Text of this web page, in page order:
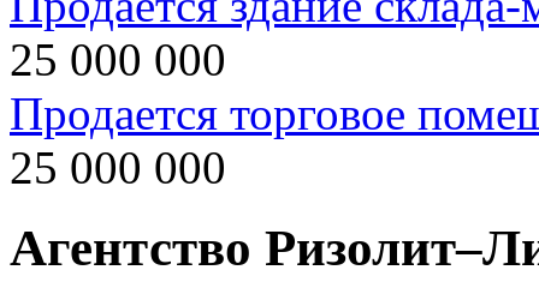
25 000 000
Продается торговое
25 000 000
Агентство